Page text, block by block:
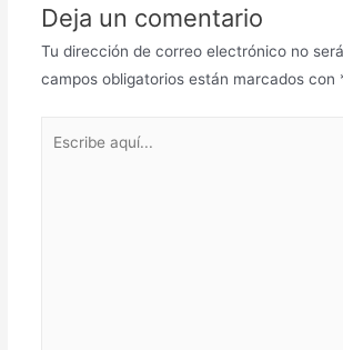
Deja un comentario
Tu dirección de correo electrónico no
campos obligatorios están marcados con